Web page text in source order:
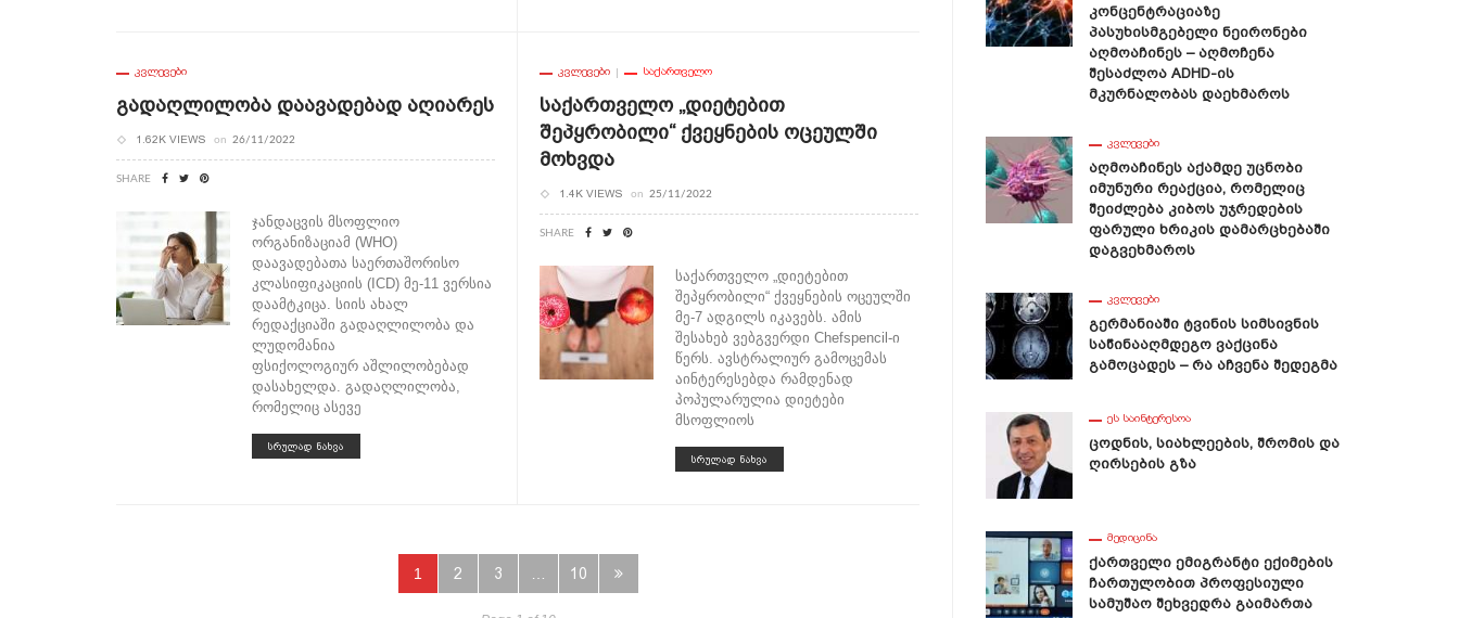
ᲙᲕᲚᲔᲕᲔᲑᲘ
Გადაღლილობა Დაავადებად Აღიარეს
1.62K VIEWS on 26/11/2022
SHARE
ჯანდაცვის მსოფლიო
ორგანიზაციამ (WHO)
დაავადებათა საერთაშორისო
კლასიფიკაციის (ICD) მე-11 ვერსია
დაამტკიცა. სიის ახალ
რედაქციაში გადაღლილობა და
ლუდომანია
ფსიქოლოგიურ აშლილობებად
დასახელდა. გადაღლილობა,
რომელიც ასევე
ᲡᲠᲣᲚᲐᲓ ᲜᲐᲮᲕᲐ
ᲙᲕᲚᲔᲕᲔᲑᲘ ᲡᲐᲥᲐᲠᲗᲕᲔᲚᲝ
Საქართველო „დიეტებით
Შეპყრობილი“ Ქვეყნების Ოცეულში
Მოხვდა
1.4K VIEWS on 25/11/2022
SHARE
საქართველო „დიეტებით
შეპყრობილი“ ქვეყნების ოცეულში
მე-7 ადგილს იკავებს. ამის
შესახებ ვებგვერდი Chefspencil-ი
წერს. ავსტრალიურ გამოცემას
აინტერესებდა რამდენად
პოპულარულია დიეტები
მსოფლიოს
ᲡᲠᲣᲚᲐᲓ ᲜᲐᲮᲕᲐ
1 2 3 … 10
Კონცენტრაციაზე
Პასუხისმგებელი Ნეირონები
Აღმოაჩინეს – Აღმოჩენა
Შესაძლოა ADHD-Ის
Მკურნალობას Დაეხმაროს
ᲙᲕᲚᲔᲕᲔᲑᲘ
Აღმოაჩინეს Აქამდე Უცნობი
Იმუნური Რეაქცია, Რომელიც
Შეიძლება Კიბოს Უჯრედების
Ფარული Ხრიკის Დამარცხებაში
Დაგვეხმაროს
ᲙᲕᲚᲔᲕᲔᲑᲘ
Გერმანიაში Ტვინის Სიმსივნის
Საწინააღმდეგო Ვაქცინა
Გამოცადეს – Რა Აჩვენა Შედეგმა
ᲔᲡ ᲡᲐᲘᲜᲢᲔᲠᲔᲡᲝᲐ
Ცოდნის, Სიახლეების, Შრომის Და
Ღირსების Გზა
ᲛᲔᲓᲘᲪᲘᲜᲐ
Ქართველი Ემიგრანტი Ექიმების
Ჩართულობით Პროფესიული
Სამუშაო Შეხვედრა Გაიმართა